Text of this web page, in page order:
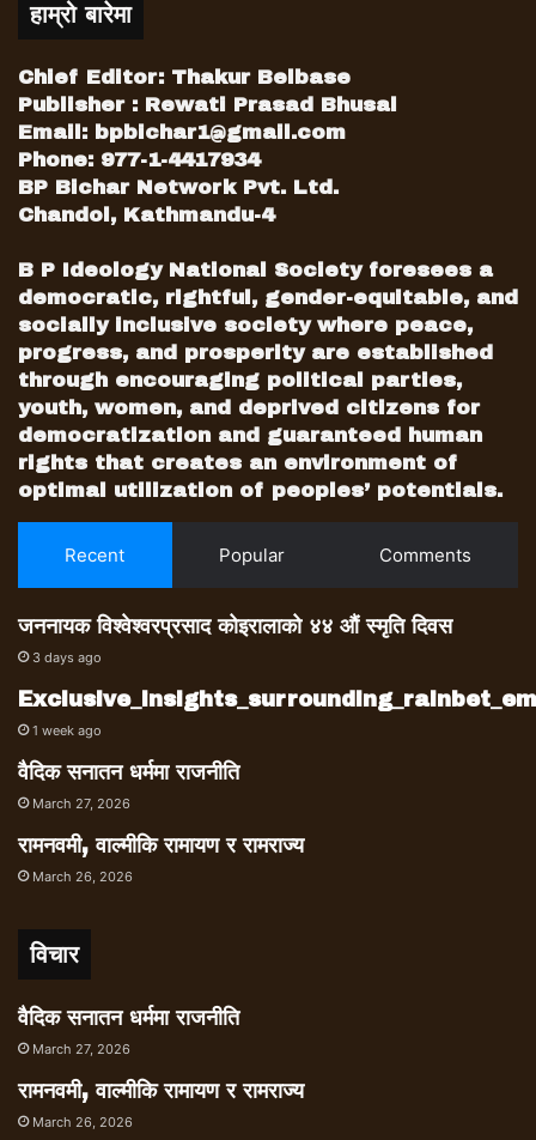
हाम्रो बारेमा
Chief Editor: Thakur Belbase
Publisher : Rewati Prasad Bhusal
Email: bpbichar1@gmail.com
Phone: 977-1-4417934
BP Bichar Network Pvt. Ltd.
Chandol, Kathmandu-4
B P Ideology National Society foresees a
democratic, rightful, gender-equitable, and
socially inclusive society where peace,
progress, and prosperity are established
through encouraging political parties,
youth, women, and deprived citizens for
democratization and guaranteed human
rights that creates an environment of
optimal utilization of peoples’ potentials.
Recent Popular Comments
जननायक विश्वेश्वरप्रसाद कोइरालाको ४४ औं स्मृति दिवस
3 days ago
1 week ago
वैदिक सनातन धर्ममा राजनीति
March 27, 2026
रामनवमी, वाल्मीकि रामायण र रामराज्य
March 26, 2026
विचार
वैदिक सनातन धर्ममा राजनीति
March 27, 2026
रामनवमी, वाल्मीकि रामायण र रामराज्य
March 26, 2026